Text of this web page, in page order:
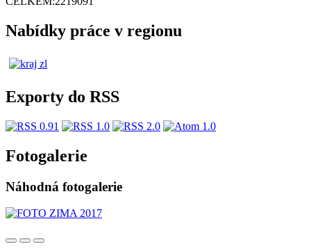
Nabídky práce v regionu
Exporty do RSS
Fotogalerie
Náhodná fotogalerie